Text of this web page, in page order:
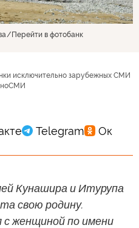
Перейти в фотобанк
исключительно зарубежных СМИ
Кунашира и Итурупа
свою родину.
женщиной по имени